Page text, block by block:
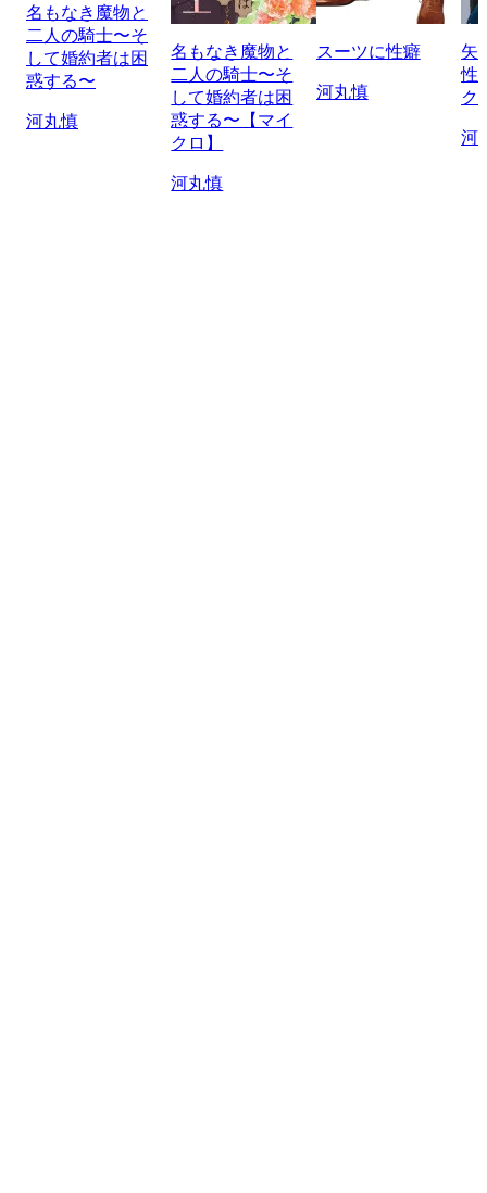
名もなき魔物と
二人の騎士〜そ
して婚約者は困
惑する〜
河丸慎
名もなき魔物と
二人の騎士〜そ
して婚約者は困
惑する〜【マイ
クロ】
河丸慎
スーツに性癖
河丸慎
矢
性
ク
河